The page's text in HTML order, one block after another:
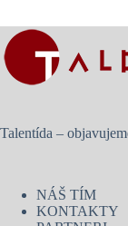
Talentída –
NÁŠ TÍM
KONTAKTY